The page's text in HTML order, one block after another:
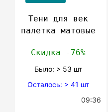
Тени для век
палетка матовые
Скидка -76%
Было: > 53 шт
Осталось: > 41 шт
09:36